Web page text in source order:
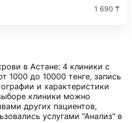
1 690 ₸
в Астане: 4 клиники с
1000 до 10000 тенге, запись
и характеристики
клиники можно
других пациентов,
услугами "Анализ" в